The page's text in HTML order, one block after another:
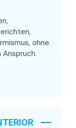
ohne